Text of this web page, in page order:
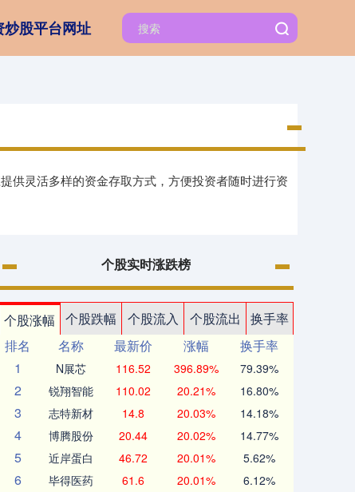
炒股平台网址
供灵活多样的资金存取方式，方便投资者随时进行资
个股实时涨跌榜
个股涨幅 个股跌幅 个股流入 个股流出
换手率
排名
名称 最新价 涨幅
换手率
1
N展芯 116.52 396.89% 79.39%
2 锐翔智能 110.02 20.21% 16.80%
3 志特新材 14.8 20.03% 14.18%
4 博腾股份 20.44 20.02% 14.77%
5 近岸蛋白 46.72 20.01% 5.62%
6 毕得医药 61.6 20.01% 6.12%